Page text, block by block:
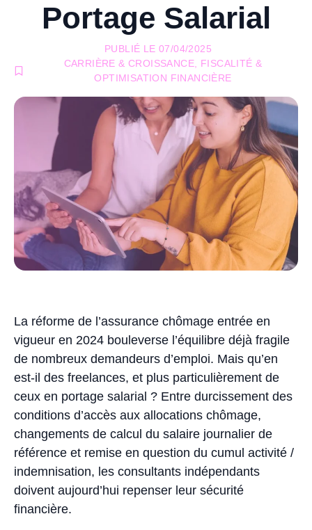
Portage Salarial
PUBLIÉ LE 07/04/2025
CARRIÈRE & CROISSANCE
FISCALITÉ &
OPTIMISATION FINANCIÈRE
La réforme de l’assurance chômage entrée en
vigueur en 2024 bouleverse l’équilibre déjà fragile
de nombreux demandeurs d’emploi. Mais qu’en
est-il des freelances, et plus particulièrement de
ceux en portage salarial ? Entre durcissement des
conditions d’accès aux allocations chômage,
changements de calcul du salaire journalier de
référence et remise en question du cumul activité /
indemnisation, les consultants indépendants
doivent aujourd’hui repenser leur sécurité
financière.